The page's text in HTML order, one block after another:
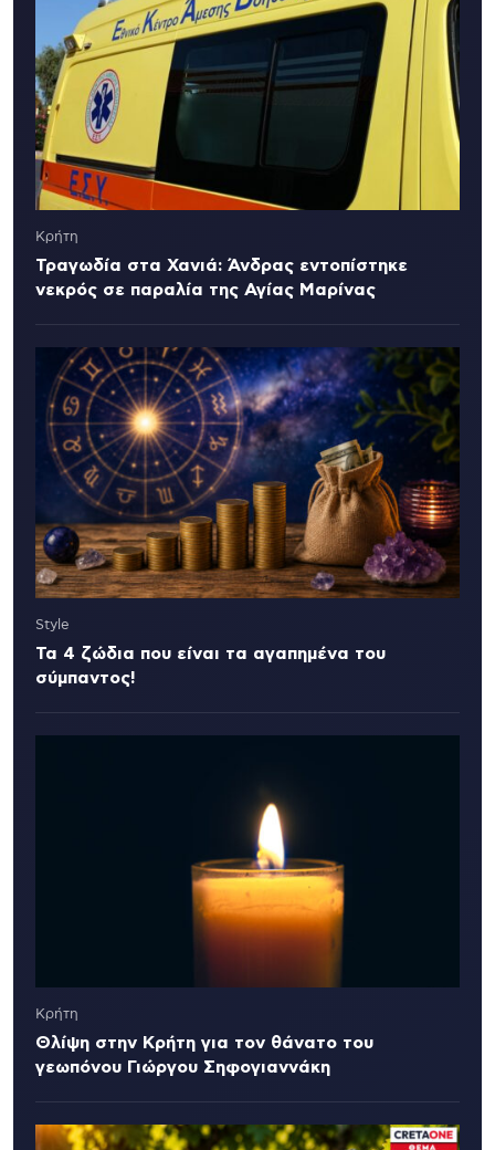
Κρήτη
Τραγωδία στα Χανιά: Άνδρας εντοπίστηκε
νεκρός σε παραλία της Αγίας Μαρίνας
Style
Τα 4 ζώδια που είναι τα αγαπημένα του
σύμπαντος!
Κρήτη
Θλίψη στην Κρήτη για τον θάνατο του
γεωπόνου Γιώργου Σηφογιαννάκη